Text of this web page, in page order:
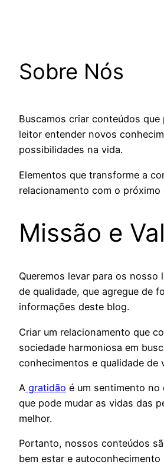
Sobre Nós
Buscamos criar conteúdos
leitor entender novos
possibilidades na vida.
Elementos que transforme a
relacionamento com o
Missão e
Queremos levar para os nosso
de qualidade, que agregue de
informações deste blog.
Criar um relacionamento que
sociedade harmoniosa em
conhecimentos e qualidade de
A gratidão é um sentimento no
que pode mudar as vidas das
melhor.
Portanto, nossos conteúdos
bem estar e autoconhecimento